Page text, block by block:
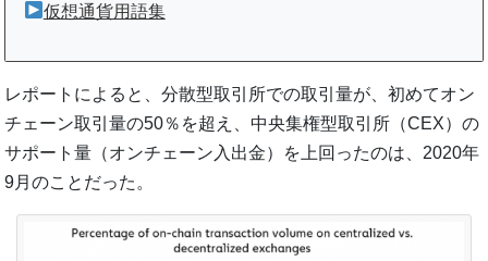
仮想通貨用語集
レポートによると、分散型取引所での取引量が、初めてオン
チェーン取引量の50％を超え、中央集権型取引所（CEX）の
サポート量（オンチェーン入出金）を上回ったのは、2020年
9月のことだった。